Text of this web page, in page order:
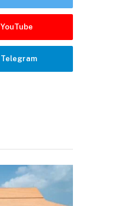
YouTube
Telegram